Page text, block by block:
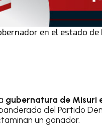
en el estado
gubernatura de Misuri
del Partido
un ganador.